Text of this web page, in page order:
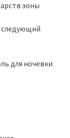
зоны
для ночевки